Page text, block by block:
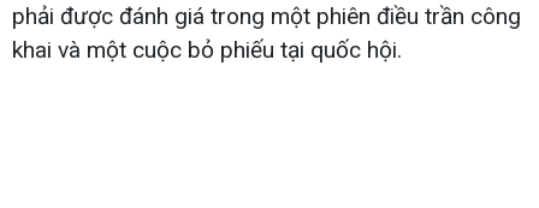
phải được đánh giá trong một phiên điều trần công
khai và một cuộc bỏ phiếu tại quốc hội.